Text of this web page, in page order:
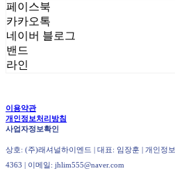
페이스북
카카오톡
네이버 블로그
밴드
라인
이용약관
개인정보처리방침
사업자정보확인
상호: (주)래셔널하이엔드 | 대표: 임장훈 | 개인정
4363 | 이메일: jhlim555@naver.com